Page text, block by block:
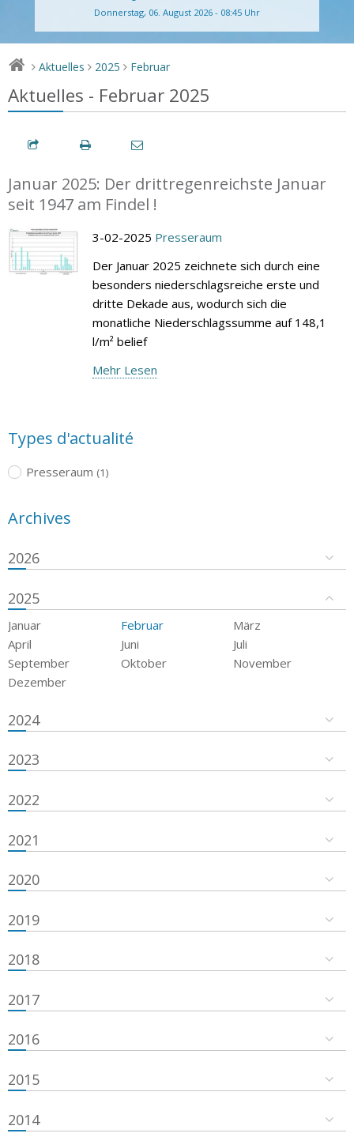
Donnerstag, 06. August 2026 - 08:45 Uhr
> Aktuelles > 2025 > Februar
Aktuelles - Februar 2025
Januar 2025: Der drittregenreichste Januar
seit 1947 am Findel !
3-02-2025 Presseraum
Der Januar 2025 zeichnete sich durch eine
besonders niederschlagsreiche erste und
dritte Dekade aus, wodurch sich die
monatliche Niederschlagssumme auf 148,1
l/m² belief
Mehr Lesen
Types d'actualité
Presseraum (1)
Archives
2026
2025
Januar Februar
März
April
Juni
Juli
September
Oktober
November
Dezember
2024
2023
2022
2021
2020
2019
2018
2017
2016
2015
2014